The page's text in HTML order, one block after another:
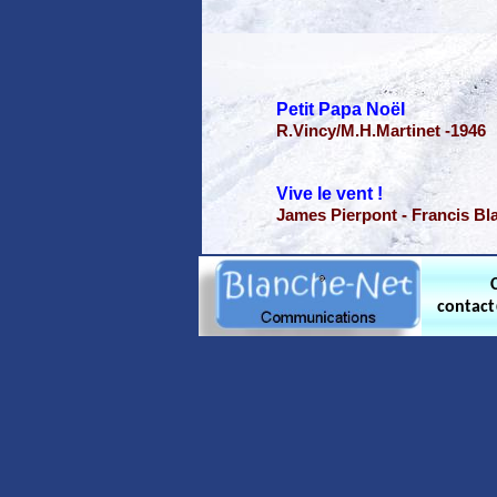
Petit Papa Noël
R.Vincy/M.H.Martinet -1946
Vive le vent !
James Pierpont - Francis